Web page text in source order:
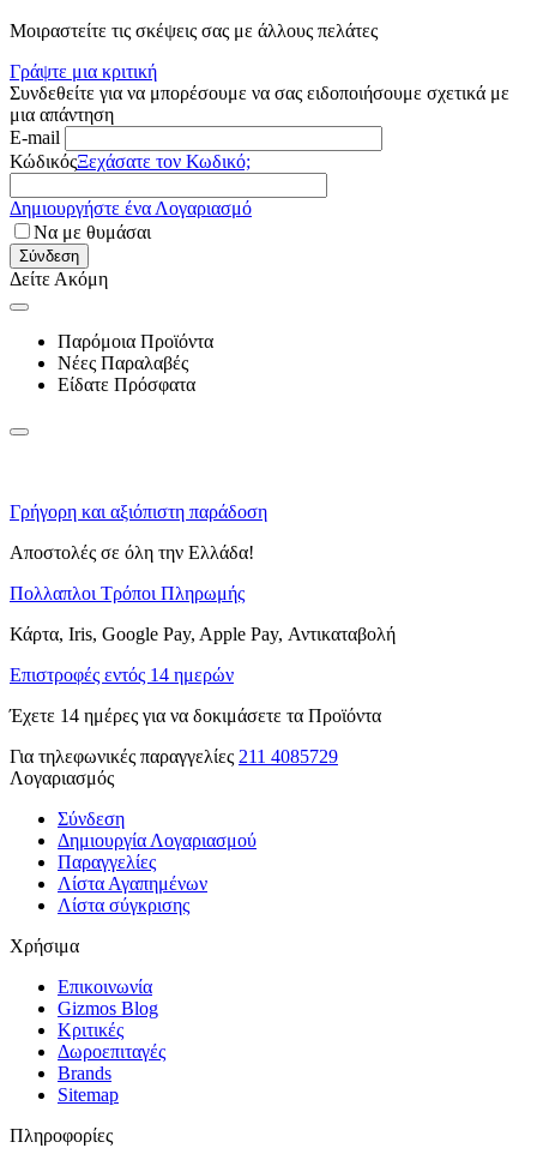
Μοιραστείτε τις σκέψεις σας με άλλους πελάτες
Γράψτε μια κριτική
Συνδεθείτε για να μπορέσουμε να σας ειδοποιήσουμε σχετικά με
μια απάντηση
E-mail
ΚώδικόςΞεχάσατε τον Κωδικό;
Δημιουργήστε ένα Λογαριασμό
Να με θυμάσαι
Σύνδεση
Δείτε Ακόμη
Παρόμοια Προϊόντα
Νέες Παραλαβές
Είδατε Πρόσφατα
Γρήγορη και αξιόπιστη παράδοση
Αποστολές σε όλη την Ελλάδα!
Πολλαπλοι Τρόποι Πληρωμής
Κάρτα, Iris, Google Pay, Apple Pay, Αντικαταβολή
Επιστροφές εντός 14 ημερών
Έχετε 14 ημέρες για να δοκιμάσετε τα Προϊόντα
Για τηλεφωνικές παραγγελίες 211 4085729
Λογαριασμός
Σύνδεση
Δημιουργία Λογαριασμού
Παραγγελίες
Λίστα Αγαπημένων
Λίστα σύγκρισης
Χρήσιμα
Επικοινωνία
Gizmos Blog
Κριτικές
Δωροεπιταγές
Brands
Sitemap
Πληροφορίες